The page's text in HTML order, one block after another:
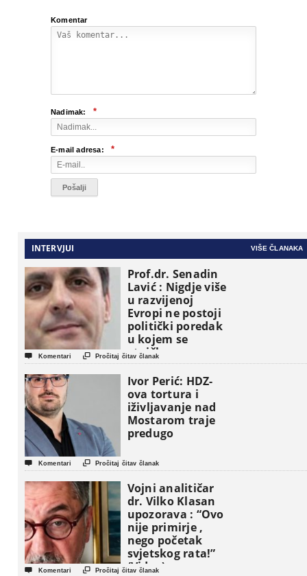
Komentar
Nadimak: *
E-mail adresa: *
INTERVJUI VIŠE ČLANAKA
Prof.dr. Senadin
Lavić : Nigdje više
u razvijenoj
Evropi ne postoji
politički poredak
u kojem se
etničke grupe
pojavljuju kao
osnovne
političke jedinice
 Komentari  Pročitaj čitav članak
Ivor Perić: HDZ-
ova tortura i
iživljavanje nad
Mostarom traje
predugo
 Komentari  Pročitaj čitav članak
Vojni analitičar
dr. Vilko Klasan
upozorava : “Ovo
nije primirje ,
nego početak
svjetskog rata!”
(Video)
 Komentari  Pročitaj čitav članak